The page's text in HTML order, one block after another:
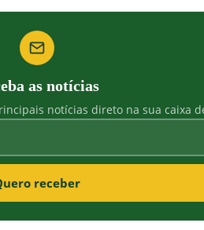
as notícias
notícias direto na sua caixa
receber